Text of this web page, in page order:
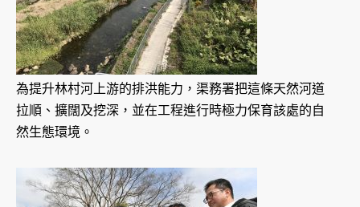
為提升林村河上游的排洪能力，渠務署把這條天然河道
拉順、擴闊及挖深，並在工程進行時極力保育該處的自
然生態環境。